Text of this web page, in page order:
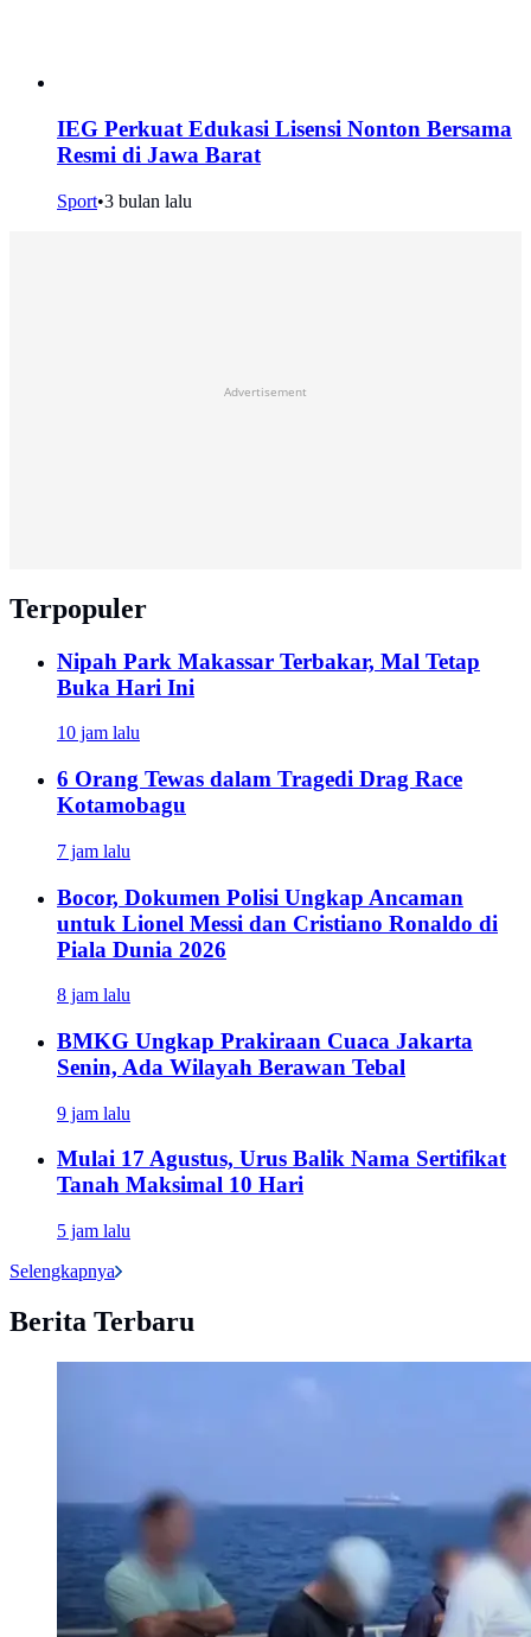
IEG Perkuat Edukasi Lisensi Nonton Bersama
Resmi di Jawa Barat
Sport•3 bulan lalu
Advertisement
Terpopuler
Nipah Park Makassar Terbakar, Mal Tetap
Buka Hari Ini
10 jam lalu
6 Orang Tewas dalam Tragedi Drag Race
Kotamobagu
7 jam lalu
Bocor, Dokumen Polisi Ungkap Ancaman
untuk Lionel Messi dan Cristiano Ronaldo di
Piala Dunia 2026
8 jam lalu
BMKG Ungkap Prakiraan Cuaca Jakarta
Senin, Ada Wilayah Berawan Tebal
9 jam lalu
Mulai 17 Agustus, Urus Balik Nama Sertifikat
Tanah Maksimal 10 Hari
5 jam lalu
Selengkapnya
Berita Terbaru